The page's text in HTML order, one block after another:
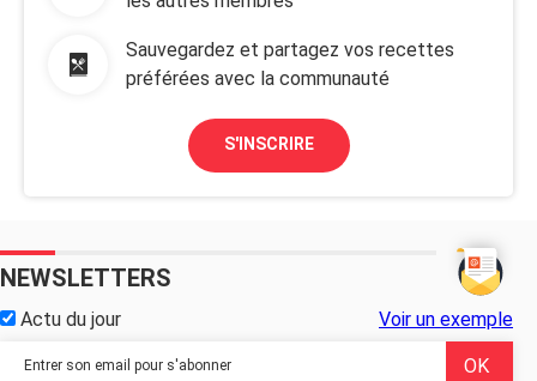
Sauvegardez et partagez vos recettes
préférées avec la communauté
S'INSCRIRE
NEWSLETTERS
Actu du jour Voir un exemple